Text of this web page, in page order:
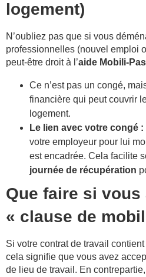
logement)
N’oubliez pas que si vous
professionnelles (nouvel emploi
peut-être droit à l’aide Mobili-
Ce n’est pas un congé,
financière qui peut couvrir
logement.
Le lien avec votre congé :
votre employeur pour lui
est encadrée. Cela facilite
journée de récupération
Que faire si vous
« clause de
Si votre contrat de travail
cela signifie que vous avez
de lieu de travail. En